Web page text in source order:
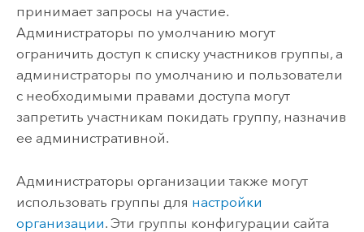
принимает запросы на участие.
Администраторы по умолчанию могут
ограничить доступ к списку участников группы, а
администраторы по умолчанию и пользователи
с необходимыми правами доступа могут
запретить участникам покидать группу, назначив
ее административной.
Администраторы организации также могут
использовать группы для настройки
организации. Эти группы конфигурации сайта